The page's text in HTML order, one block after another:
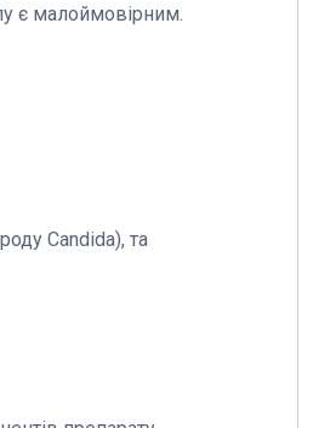
є малоймовірним.
Candida), та